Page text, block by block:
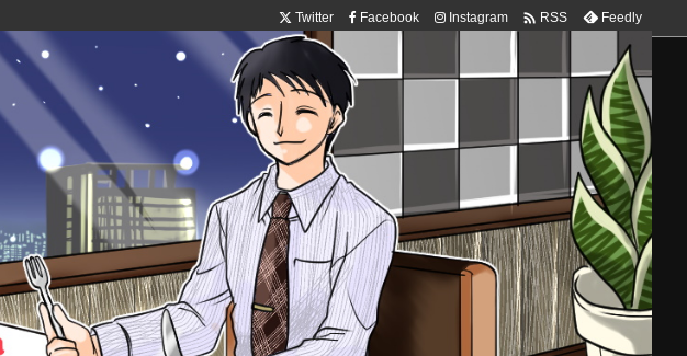
Twitter Facebook Instagram  RSS Feedly